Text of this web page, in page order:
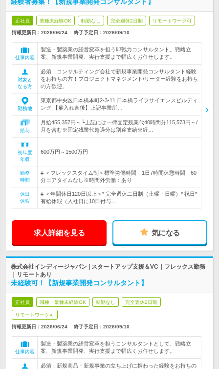
正社員 業種未経験OK 転勤なし 完全週休2日制 リモートワーク可
情報更新日：2026/06/24 終了予定日： 2026/09/10
仕事内容
製造・製薬業の経営変革を担う即戦力コンサルタント。戦略立
案、新規事業開発、実行支援まで幅広くお任せします。
対象と
なる方
必須：コンサルティング会社で新規事業開発コンサルタント経験
をお持ちの方！プロジェクトマネジメント/リーダー経験をお持ち
の方歓迎。
勤務地
東京都中央区日本橋本町2-3-11 日本橋ライフサイエンスビルディ
ング 【雇入れ直後】上記事業所…
給与
月給455,357円～└上記には一律固定残業代40時間分115,573円～/
月を含む※固定残業代超過分は別途支給※経…
初年度
年収
600万円～1500万円
勤務
時間
# ＜フレックスタイム制＞標準労働時間 1日7時間休憩時間 60
分コアタイムなし※時間外労働：あり
休日
休暇
# ＜年間休日120日以上＞* 完全週休二日制（土曜・日曜）* 祝日*
有給休暇（入社日に10日付与…
求人詳細を見る 気になる
株式会社インディージャパン | スタートアップ支援＆VC｜フレックス勤務
｜リモートあり
未経験可！【新規事業開発コンサルタント】
正社員 職種・業種未経験OK 転勤なし 完全週休2日制
リモートワーク可
情報更新日：2026/06/24 終了予定日： 2026/09/10
仕事内容
製造・製薬業の経営変革を担うコンサルタントとして、戦略立
案、新規事業開発、実行支援まで幅広くお任せします。
必須：新規商品・新規事業の立ち上げに携わった経験をお持ちの